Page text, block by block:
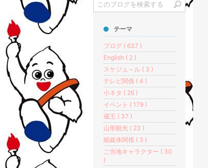
テーマ
ブログ ( 637 )
English ( 2 )
スケジュ～ル ( 3 )
テレビ関係 ( 4 )
小ネタ ( 26 )
イベント ( 179 )
蔵王 ( 37 )
山形観光 ( 23 )
紙媒体関係 ( 3 )
ご当地キャラクター ( 30
)